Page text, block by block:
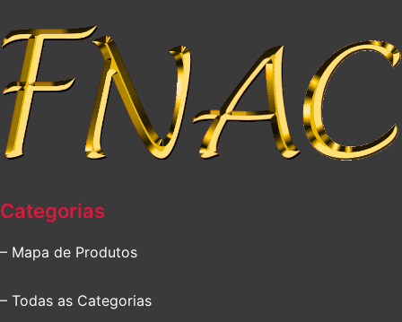
Categorias
– Mapa de Produtos
– Todas as Categorias